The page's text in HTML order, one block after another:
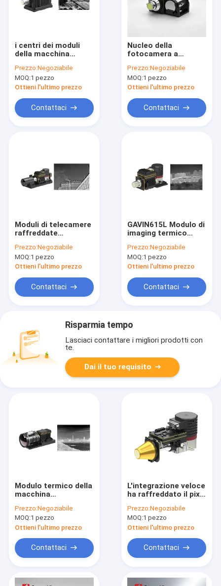
i centri dei moduli
della macchina
raffreddati 12μm
1280x1024
Prezzo:Negoziabile
MOQ:1 pezzo
Ottieni l'ultimo prezzo
Contattaci
Nucleo della
fotocamera a
raffreddato a CALDO
GAVIN GC1210HMF
con risoluzione
rilevamento a lungo
raggio
Prezzo:Negoziabile
MOQ:1 pezzo
Ottieni l'ultimo prezzo
Contattaci
Moduli di telecamere
raffreddate
lente da 55 mm
Prezzo:Negoziabile
MOQ:1 pezzo
Ottieni l'ultimo prezzo
Contattaci
GAVIN615L Modulo di
imaging termico
LWIR Facile
integrazione
Prezzo:Negoziabile
MOQ:1 pezzo
Ottieni l'ultimo prezzo
Contattaci
Risparmia tempo
Lasciaci contattare i migliori prodotti con
te.
Dai il tuo requisito
Modulo termico della
macchina
GAVIN615B Coold
MWIR
Prezzo:Negoziabile
MOQ:1 pezzo
Ottieni l'ultimo prezzo
Contattaci
L'integrazione veloce
ha raffreddato il pixel
1280x1024/12μm del
centro EYAS1212
della macchina
fotografica di IR
Prezzo:Negoziabile
MOQ:1 pezzo
Ottieni l'ultimo prezzo
Contattaci